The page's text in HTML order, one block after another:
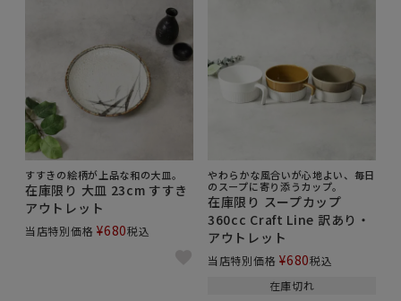
すすきの絵柄が上品な和の大皿。
在庫限り 大皿 23cm すすき
アウトレット
当店特別価格 ¥680税込
やわらかな風合いが心地よい、毎日
のスープに寄り添うカップ。
在庫限り スープカップ
360cc Craft Line 訳あり・
アウトレット
当店特別価格 ¥680税込
在庫切れ